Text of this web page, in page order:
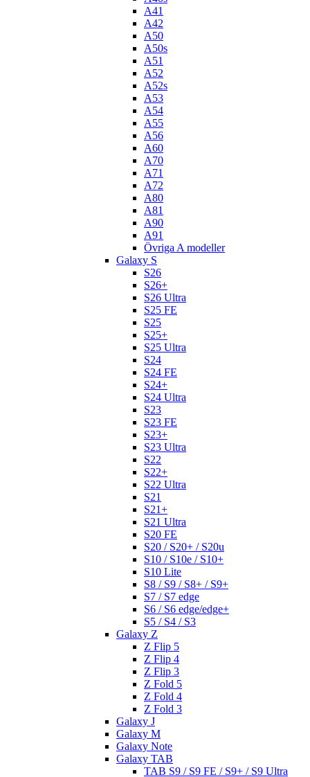
A41
A42
A50
A50s
A51
A52
A52s
A53
A54
A55
A56
A60
A70
A71
A72
A80
A81
A90
A91
Övriga A modeller
Galaxy S
S26
S26+
S26 Ultra
S25 FE
S25
S25+
S25 Ultra
S24
S24 FE
S24+
S24 Ultra
S23
S23 FE
S23+
S23 Ultra
S22
S22+
S22 Ultra
S21
S21+
S21 Ultra
S20 FE
S20 / S20+ / S20u
S10 / S10e / S10+
S10 Lite
S8 / S9 / S8+ / S9+
S7 / S7 edge
S6 / S6 edge/edge+
S5 / S4 / S3
Galaxy Z
Z Flip 5
Z Flip 4
Z Flip 3
Z Fold 5
Z Fold 4
Z Fold 3
Galaxy J
Galaxy M
Galaxy Note
Galaxy TAB
TAB S9 / S9 FE / S9+ / S9 Ultra